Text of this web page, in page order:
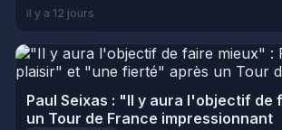
il y a 12 jours
Paul Seixas : "Il y aura l'objectif de
un Tour de France impressionnant